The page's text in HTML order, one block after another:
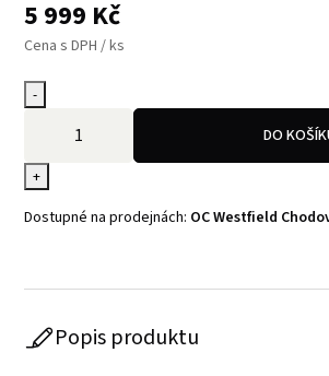
5 999 Kč
Cena s DPH / ks
-
+
DO
Dostupné na prodejnách: OC Westfield
Popis produktu